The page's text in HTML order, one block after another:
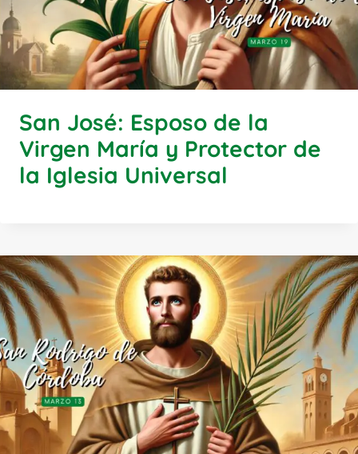
San José: Esposo de la
Virgen María y Protector de
la Iglesia Universal